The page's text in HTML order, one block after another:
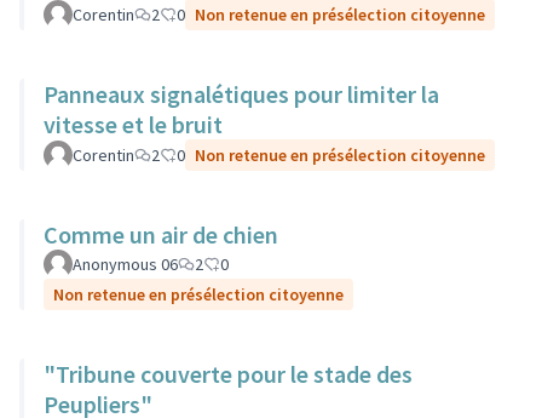
Corentin 2 0 Non retenue en présélection citoyenne
Panneaux signalétiques pour limiter la
vitesse et le bruit
Corentin 2 0 Non retenue en présélection citoyenne
Comme un air de chien
Anonymous 06 2
0
Non retenue en présélection citoyenne
"Tribune couverte pour le stade des
Peupliers"